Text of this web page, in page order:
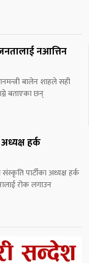
नआत्तिन
बालेन शाहले सही
बताएका छन्
हर्क
पार्टीका अध्यक्ष हर्क
रोक लगाउन